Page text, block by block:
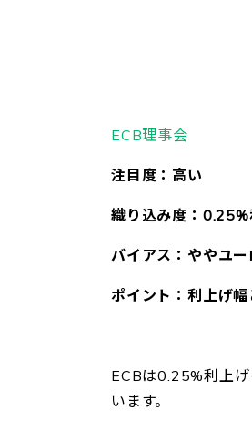
ECB理事会
注目度：高い
織り込み度：
バイアス：ややユー
ポイント：利上げ
ECBは0.25%利上
います。